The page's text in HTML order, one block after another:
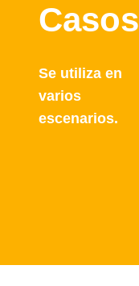
Casos
Se utiliza en
varios
escenarios.